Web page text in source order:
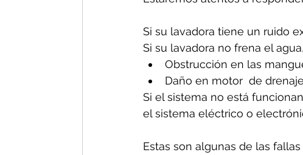
Si su lavadora tiene un ruido
Si su lavadora no frena el
Obstrucción en las
Daño en motor  de
Si el sistema no está
el sistema eléctrico o
Estas son algunas de las